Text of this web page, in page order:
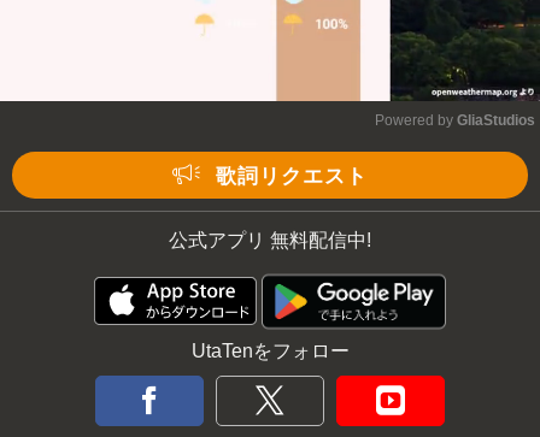
Powered by GliaStudios
歌詞リクエスト
公式アプリ 無料配信中!
UtaTenをフォロー